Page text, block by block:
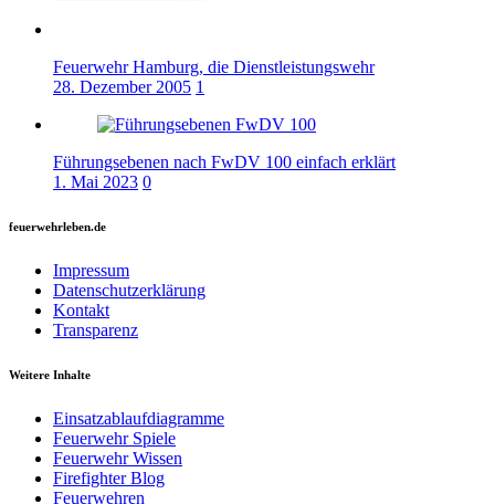
Feuerwehr Hamburg, die Dienstleistungswehr
28. Dezember 2005 1
Führungsebenen nach FwDV 100 einfach erklärt
1. Mai 2023 0
feuerwehrleben.de
Impressum
Datenschutzerklärung
Kontakt
Transparenz
Weitere Inhalte
Einsatzablaufdiagramme
Feuerwehr Spiele
Feuerwehr Wissen
Firefighter Blog
Feuerwehren